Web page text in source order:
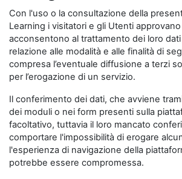
Con l'uso o la consultazione della
Learning i visitatori e gli Utenti
acconsentono al trattamento dei loro
relazione alle modalità e alle finalità di
compresa l’eventuale diffusione a terzi
per l’erogazione di un servizio.
Il conferimento dei dati, che avviene
dei moduli o nei form presenti sulla
facoltativo, tuttavia il loro mancato
comportare l'impossibilità di erogare
l'esperienza di navigazione della
potrebbe essere compromessa.